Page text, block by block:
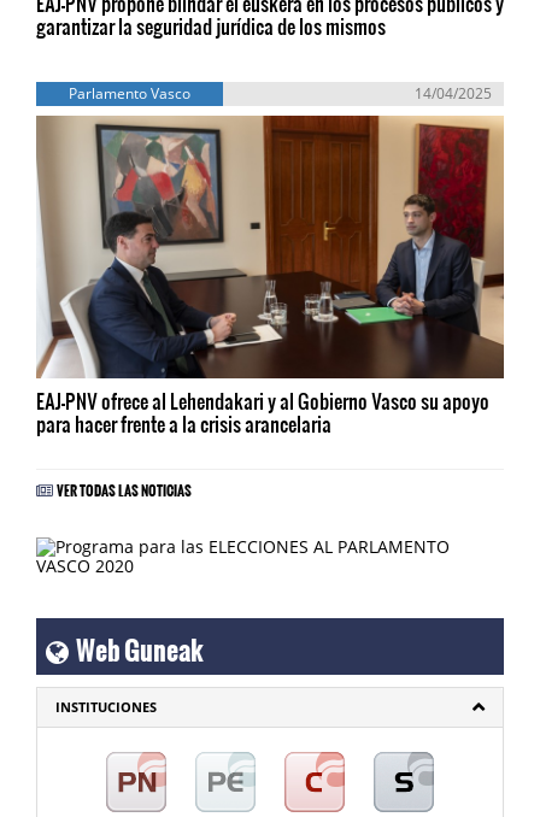
garantizar la seguridad jurídica de los mismos
Parlamento Vasco 14/04/2025
EAJ-PNV ofrece al Lehendakari y al Gobierno Vasco su apoyo
para hacer frente a la crisis arancelaria
VER TODAS LAS NOTICIAS
Web Guneak
INSTITUCIONES